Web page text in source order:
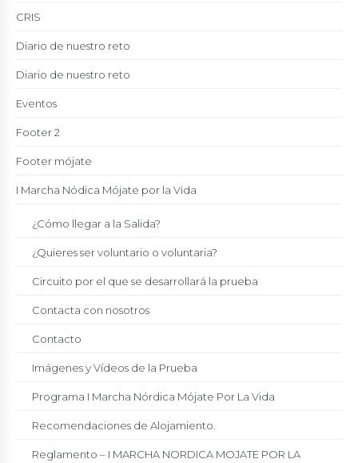
CRIS
Diario de nuestro reto
Diario de nuestro reto
Eventos
Footer 2
Footer mójate
I Marcha Nódica Mójate por la Vida
¿Cómo llegar a la Salida?
¿Quieres ser voluntario o voluntaria?
Circuito por el que se desarrollará la prueba
Contacta con nosotros
Contacto
Imágenes y Vídeos de la Prueba
Programa I Marcha Nórdica Mójate Por La Vida
Recomendaciones de Alojamiento.
Reglamento – I MARCHA NORDICA MOJATE POR LA